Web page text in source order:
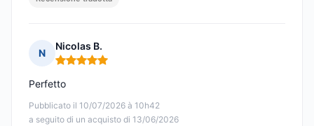
N
Nicolas B.
Nota: 5 su 5
Pubblicato il 10/07/2026 à 10h42
a seguito di un acquisto di 13/06/2026
Perfetto